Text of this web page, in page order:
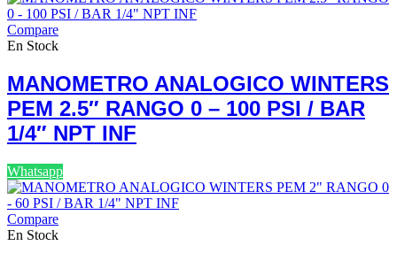
Compare
En Stock
MANOMETRO ANALOGICO WINTERS
PEM 2.5″ RANGO 0 – 100 PSI / BAR
1/4″ NPT INF
Whatsapp
Compare
En Stock